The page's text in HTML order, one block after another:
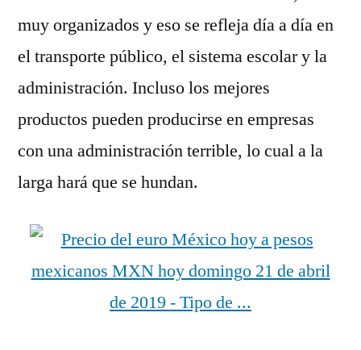
muy organizados y eso se refleja día a día en
el transporte público, el sistema escolar y la
administración. Incluso los mejores
productos pueden producirse en empresas
con una administración terrible, lo cual a la
larga hará que se hundan.